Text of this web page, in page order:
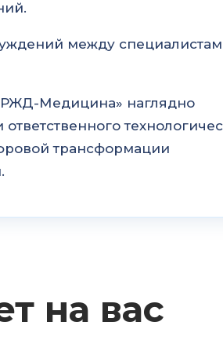
между
Медицина» наглядно
трансформации
на вас